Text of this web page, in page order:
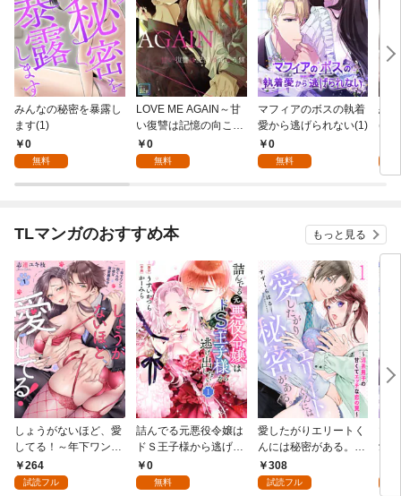
みんなの秘密を暴露し
ます(1)
0
無料
LOVE ME AGAIN～甘
い復讐は記憶の向こう
側～【全年齢版】(1)
0
無料
マフィアのボスの執着
愛から逃げられない(1)
0
無料
恋
(1)
TLマンガのおすすめ本 もっと見る
しょうがないほど、愛
してる！～年下ワンコ
秋くんの一途な溺愛暴
走中～1
264
試読フル
詰んでる元悪役令嬢は
ドＳ王子様から逃げ出
したい 【分冊版】 1
0
無料
愛したがりエリートく
んには秘密がある。～
沼系男子の甘くてエッ
チな恋の罠～(1)
308
試読フル
愛